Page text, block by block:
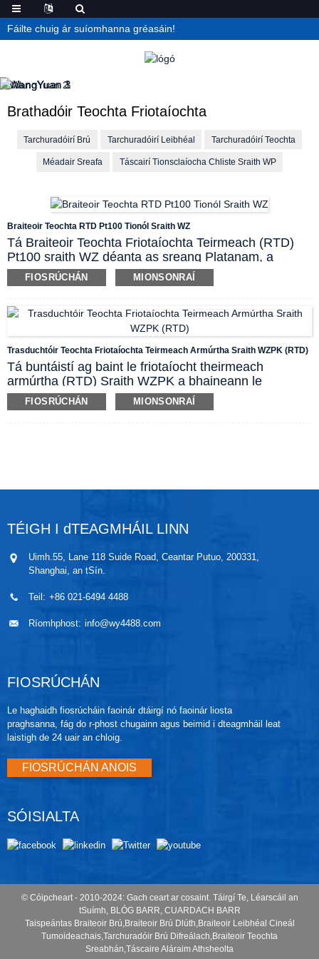
Fáilte chuig ár suíomhanna gréasáin!
Brathadóir Teochta Friotaíochta
Tarchuradóirí Brú Tarchuradóirí Leibhéal Tarchuradóirí Teochta
Méadair Sreafa Táscairí Tionsclaíocha Chliste Sraith WP
Braiteoir Teochta RTD Pt100 Tionól Sraith WZ
Tá Braiteoir Teochta Friotaíochta Teirmeach (RTD)
Pt100 sraith WZ déanta as sreang Platanam, a
úsáidtear chun teocht leachtanna, gáis agus
sreabháin éagsúla eile a thomhas. Le buntáiste a
scoth, sábháilteacht, iontaofacht, éascaíocht úsáide
agus araile, is féidir an trasduchtóir teochta seo a
úsáid go díreach freisin chun teocht mheán
leachtanna, gaile-gháis agus gáis éagsúla a thomhas
le linn an phróisis táirgthe.
FIOSRÚCHÁN MIONSONRAÍ
Trasduchtóir Teochta Friotaíochta Teirmeach Armúrtha Sraith WZPK (RTD)
Tá buntáistí ag baint le friotaíocht theirmeach
armúrtha (RTD) Sraith WZPK a bhaineann le
cruinneas ard, frith-theocht ard, am freagartha
theirmeach tapa, saolré fada agus araile. Is féidir an
FIOSRÚCHÁN MIONSONRAÍ
TÉIGH I dTEAGMHÁIL LINN
Uimh.55, Lane 118 Suide Road, Ceantar Putuo, 200331,
Shanghai, an tSín.
Teil: +86 021-6494 4488
Ríomhphost: info@wy4488.com
FIOSRÚCHÁN
Le haghaidh fiosrúcháin faoinár dtáirgí nó faoinár liosta
praghsanna, fág do r-phost chugainn agus beimid i dteagmháil leat
laistigh de 24 uair an chloig.
FIOSRÚCHÁN ANOIS
SÓISIALTA
© Cóipcheart - 2010-2024: Gach ceart ar cosaint. Táirgí Te, Léarscáil an
tSuímh, BLÓG BARR, CUARDACH BARR
Taispeántas Braiteoir Brú,Braiteoir Brú Dlúth,Braiteoir Leibhéal Cineál
Tumoideachais,Tarchuradóir Brú Difreálach,Braiteoir Teochta
Sreabhán,Táscaire Aláraim Athsheolta